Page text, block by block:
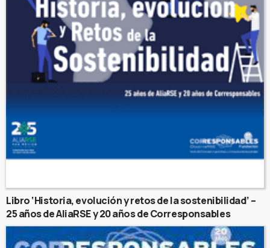
Libro ‘Historia, evolución y retos de la sostenibilidad’ –
25 años de AliaRSE y 20 años de Corresponsables